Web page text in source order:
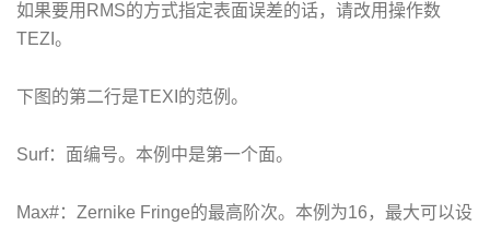
如果要用RMS的方式指定表面误差的话，请改用操作数
TEZI。
下图的第二行是TEXI的范例。
Surf：面编号。本例中是第一个面。
Max#：Zernike Fringe的最高阶次。本例为16，最大可以设